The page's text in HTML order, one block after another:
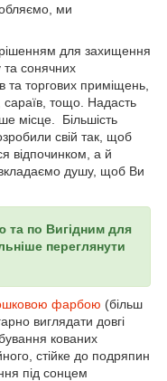
ми
для захищення
та сонячних
та торгових приміщень,
сараїв, тощо. Надасть
місце. Більшість
свій так, щоб
відпочинком, а й
душу, щоб Ви
по Вигідним для
переглянути
фарбою (більш
виглядати довгі
кованих
стійке до подряпин
під сонцем